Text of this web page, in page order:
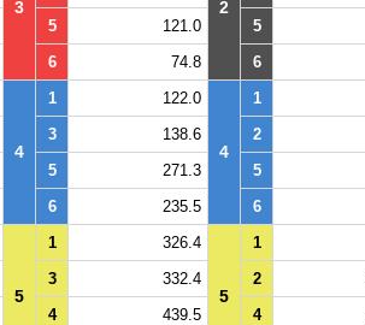
3 2
5 121.0 5
6 74.8 6
4
1 122.0
4
1
3 138.6 2
5 271.3 5
6 235.5 6
5
1 326.4
5
1
3 332.4 2
4 439.5 4